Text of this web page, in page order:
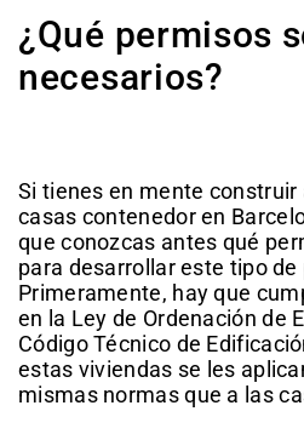
¿Qué permisos
necesarios?
Si tienes en mente
casas contenedor en
que conozcas antes qué
para desarrollar este tipo de
Primeramente, hay que
en la Ley de Ordenación de
Código Técnico de
estas viviendas se les
mismas normas que a las